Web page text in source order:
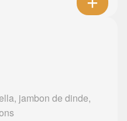
jambon de dinde,